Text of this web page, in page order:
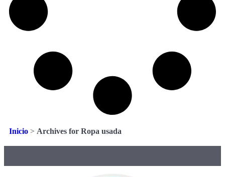
Inicio > Archives for Ropa usada